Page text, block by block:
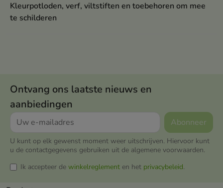
Kleurpotloden, verf, viltstiften en toebehoren om mee
te schilderen
Ontvang ons laatste nieuws en
aanbiedingen
U kunt op elk gewenst moment weer uitschrijven. Hiervoor kunt
u de contactgegevens gebruiken uit de algemene voorwaarden.
Ik accepteer de winkelreglement en het privacybeleid.